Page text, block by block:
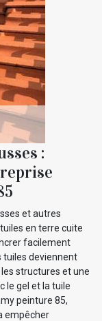
:
et autres
en terre cuite
facilement
tuiles deviennent
structures et une
le gel et la tuile
peinture 85,
empêcher